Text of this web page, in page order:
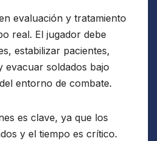
evaluación y tratamiento
real. El jugador debe
estabilizar pacientes,
soldados bajo
entorno de combate.
es clave, ya que los
y el tiempo es crítico.